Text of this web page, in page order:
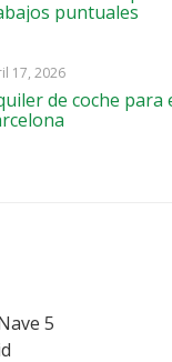
puntuales
17, 2026
de coche para
5